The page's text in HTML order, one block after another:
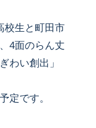
校生と町田市
4面のらん丈
わい創出」
定です。